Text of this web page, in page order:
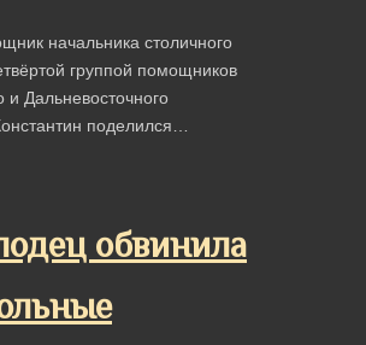
начальника столичного
группой помощников
и Дальневосточного
поделился…
обвинила